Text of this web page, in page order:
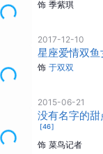
饰 季紫琪
2017-12-10
星座爱情双鱼
饰 于双双
2015-06-21
没有名字的甜
[46]
饰 菜鸟记者